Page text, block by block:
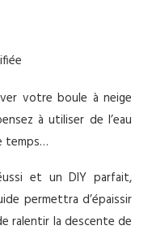
votre boule à neige
à utiliser de l’eau
temps…
et un DIY parfait,
permettra d’épaissir
ralentir la descente de